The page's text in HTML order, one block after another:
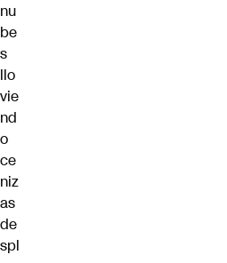
nu
be
s
llo
vie
nd
o
ce
niz
as
de
spl